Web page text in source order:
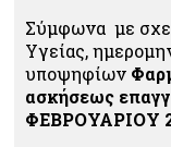
Σύμφωνα με
Υγείας,
υποψηφίων
ασκήσεως
ΦΕΒΡΟΥΑΡΙΟΥ